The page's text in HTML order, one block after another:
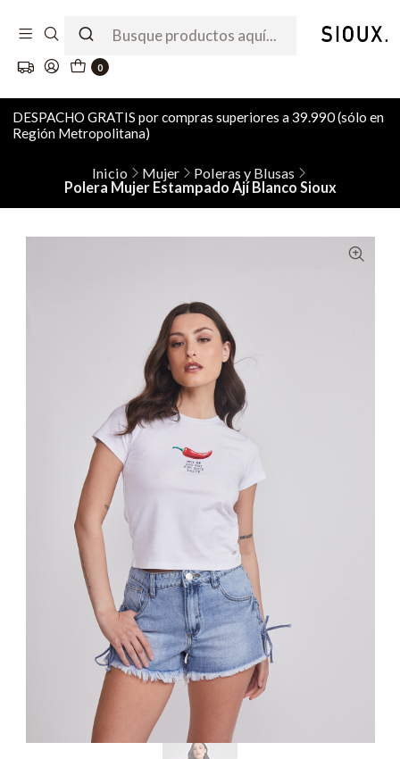
0
DESPACHO GRATIS por compras superiores a 39.990 (sólo en
Región Metropolitana)
Inicio Mujer
Poleras y Blusas
Polera Mujer Estampado Ají Blanco Sioux